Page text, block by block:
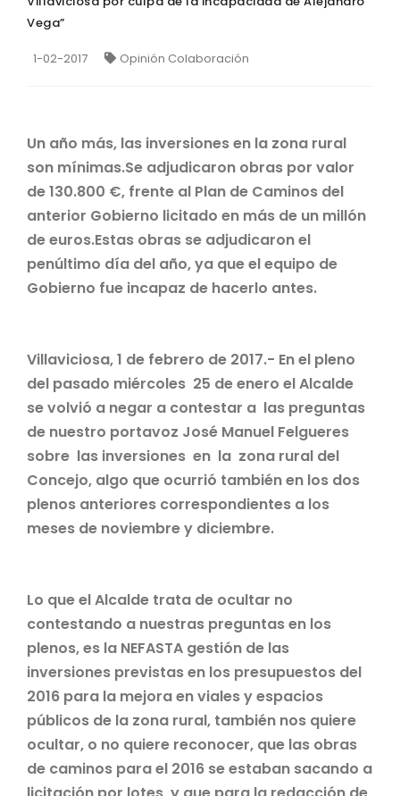
Vega”
1-02-2017 Opinión Colaboración
Un año más, las inversiones en la zona rural
son mínimas.Se adjudicaron obras por valor
de 130.800 €, frente al Plan de Caminos del
anterior Gobierno licitado en más de un millón
de euros.Estas obras se adjudicaron el
penúltimo día del año, ya que el equipo de
Gobierno fue incapaz de hacerlo antes.
Villaviciosa, 1 de febrero de 2017.- En el pleno
del pasado miércoles 25 de enero el Alcalde
se volvió a negar a contestar a las preguntas
de nuestro portavoz José Manuel Felgueres
sobre las inversiones en la zona rural del
Concejo, algo que ocurrió también en los dos
plenos anteriores correspondientes a los
meses de noviembre y diciembre.
Lo que el Alcalde trata de ocultar no
contestando a nuestras preguntas en los
plenos, es la NEFASTA gestión de las
inversiones previstas en los presupuestos del
2016 para la mejora en viales y espacios
públicos de la zona rural, también nos quiere
ocultar, o no quiere reconocer, que las obras
de caminos para el 2016 se estaban sacando a